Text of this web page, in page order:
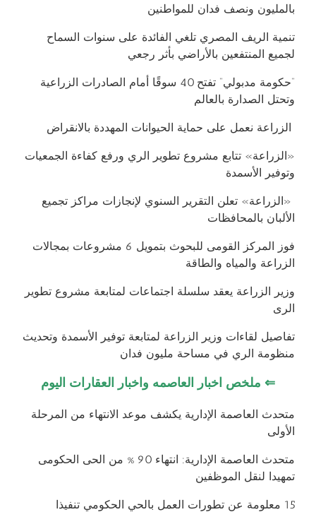
بالمليون ونصف فدان للمواطنين
تنمية الريف المصري تلغي الفائدة على سنوات السماح
لجميع المنتفعين بالأراضي بأثر رجعي
“حكومة مدبولي” تفتح 40 سوقًا أمام الصادرات الزراعية
وتحتل الصدارة بالعالم
الزراعة نعمل على حماية الحيوانات المهددة بالانقراض
«الزراعة» تتابع مشروع تطوير الري ورفع كفاءة الجمعيات
وتوفير الأسمدة
«الزراعة» تعلن التقرير السنوي لإنجازات مراكز تجميع
الألبان بالمحافظات
فوز المركز القومى للبحوث بتمويل 6 مشروعات بمجالات
الزراعة والمياه والطاقة
وزير الزراعة يعقد سلسلة اجتماعات لمتابعة مشروع تطوير
الرى
تفاصيل لقاءات وزير الزراعة لمتابعة توفير الأسمدة وتحديث
منظومة الري في مساحة مليون فدان
⇐ ملخص اخبار العاصمه واخبار العقارات اليوم
متحدث العاصمة الإدارية يكشف موعد الانتهاء من المرحلة
الأولى
متحدث العاصمة الإدارية: انتهاء 90 % من الحى الحكومى
تمهيدا لنقل الموظفين
15 معلومة عن تطورات العمل بالحي الحكومي تنفيذا